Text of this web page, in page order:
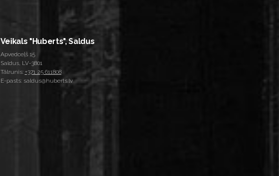
Veikals "Huberts", Saldus
Apvedceļš 15
Saldus, LV-3801
Tālrunis: +371 25 611808
E-pasts: saldus@huberts.lv